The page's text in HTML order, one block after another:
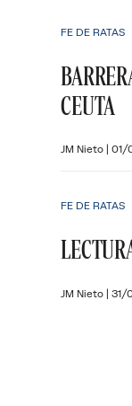
FE DE RATAS
CEUTA
JM Nieto | 01/
FE DE RATAS
JM Nieto | 31/